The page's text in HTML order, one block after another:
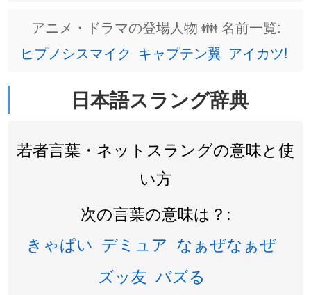
アニメ・ドラマの登場人物 👪 名前一覧:
ヒプノシスマイク キャプテン翼 アイカツ!
日本語スラング辞典
若者言葉・ネットスラングの意味と使
い方
次の言葉の意味は？:
きゃぱい デミュア なぁぜなぁぜ
ズッ友 バズる